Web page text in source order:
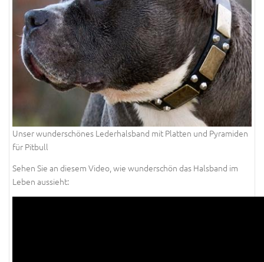
Unser wunderschönes Lederhalsband mit Platten und Pyramiden
für Pitbull
Sehen Sie an diesem Video, wie wunderschön das Halsband im
Leben aussieht: